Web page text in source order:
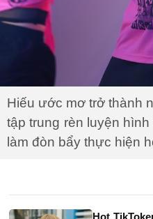
Hiếu ước mơ trở thành
tập trung rèn luyện
làm đòn bẩy thực hiện